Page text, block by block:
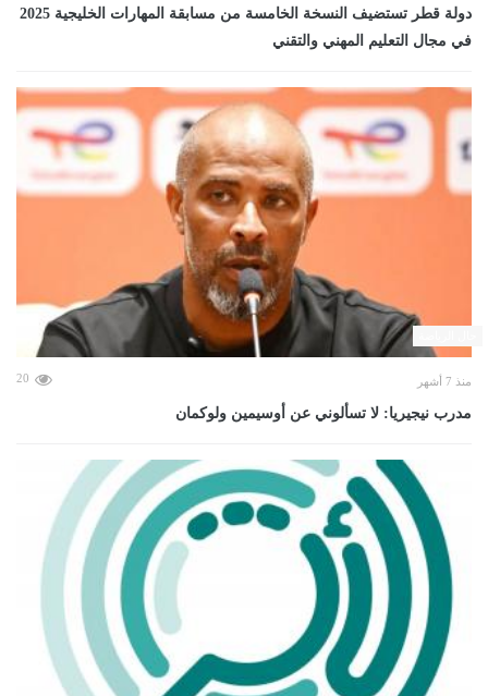
دولة قطر تستضيف النسخة الخامسة من مسابقة المهارات الخليجية 2025
في مجال التعليم المهني والتقني
منذ 7 أشهر 20
مدرب نيجيريا: لا تسألوني عن أوسيمين ولوكمان